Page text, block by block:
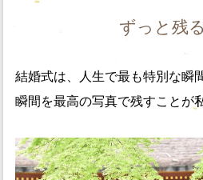
ずっと残
結婚式は、人生で最も特別な瞬
瞬間を最高の写真で残すことが